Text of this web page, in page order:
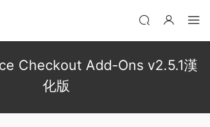
Checkout Add-Ons v2.5.1漢
化版